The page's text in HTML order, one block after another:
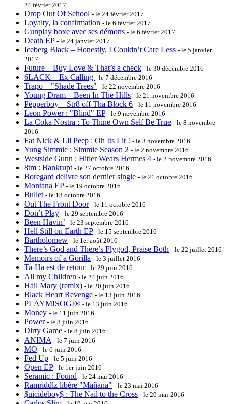
24 février 2017
Drop Out Of School - le 24 février 2017
Loyalty, la confirmation - le 6 février 2017
Gunplay boxe avec ses démons - le 6 février 2017
Death EP - le 24 janvier 2017
Iceberg Black – Honestly, I Couldn’t Care Less - le 5 janvier
2017
Future – Buy Love & That’s a check - le 30 décembre 2016
6LACK – Ex Calling - le 7 décembre 2016
Trapo – "Shade Trees" - le 22 novembre 2016
Young Dram – Been In The Hills - le 21 novembre 2016
Pepperboy – Str8 off Tha Block 6 - le 11 novembre 2016
Leon Power : "Blind" EP - le 9 novembre 2016
La Coka Nostra : To Thine Own Self Be True - le 8 novembre
2016
Fat Nick & Lil Peep : Oh Its Lit ! - le 3 novembre 2016
Yung Simmie : Simmie Season 2 - le 2 novembre 2016
Westside Gunn : Hitler Wears Hermes 4 - le 2 novembre 2016
8tm : Bankrupt - le 27 octobre 2016
Boregard delivre son dernier single - le 21 octobre 2016
Montana EP - le 19 octobre 2016
Bullet - le 18 octobre 2016
Out The Front Door - le 11 octobre 2016
Don’t Play - le 29 septembre 2016
Been Havin’ - le 23 septembre 2016
Hell Still on Earth EP - le 15 septembre 2016
Bartholomew - le 1er août 2016
There’s God and There’s Flygod, Praise Both - le 22 juillet 2016
Memoirs of a Gorilla - le 3 juillet 2016
Ta-Ha est de retour - le 29 juin 2016
All my Children - le 24 juin 2016
Hail Mary (remix) - le 20 juin 2016
Black Heart Revenge - le 13 juin 2016
PLAYMISOGI® - le 13 juin 2016
Money - le 11 juin 2016
Power - le 8 juin 2016
Dirty Game - le 8 juin 2016
ANIMA - le 7 juin 2016
MO - le 6 juin 2016
Fed Up - le 5 juin 2016
Open EP - le 1er juin 2016
Seramic : Found - le 24 mai 2016
Ramriddlz libère "Mañana" - le 23 mai 2016
$uicideboy$ : The Nail to the Cross - le 20 mai 2016